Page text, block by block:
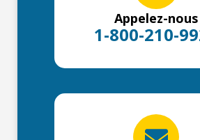
Appelez-nous
1-800-210-